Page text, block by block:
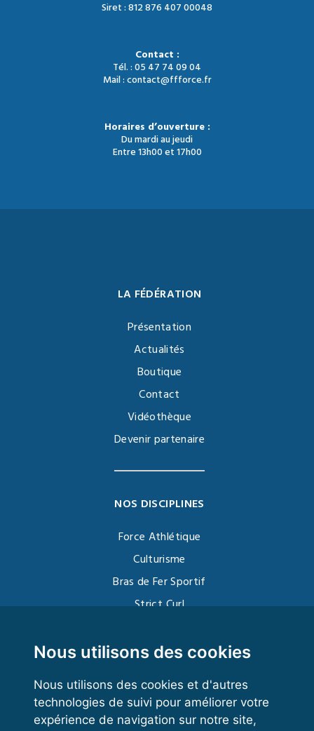
Nous utilisons des cookies
Nous utilisons des cookies et d'autres
technologies de suivi pour améliorer votre
expérience de navigation sur notre site,
Siret : 812 876 407 00048
Contact :
Tél. : 05 47 74 09 04
Mail : contact@ffforce.fr
Horaires d’ouverture :
Du mardi au jeudi
Entre 13h00 et 17h00
LA FÉDÉRATION
Présentation
Actualités
Boutique
Contact
Vidéothèque
Devenir partenaire
NOS DISCIPLINES
Force Athlétique
Culturisme
Bras de Fer Sportif
Strict Curl
Kettlebell
VOS ESPACES